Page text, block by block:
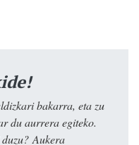
bakarra, eta zu
du aurrera egiteko.
Aukera